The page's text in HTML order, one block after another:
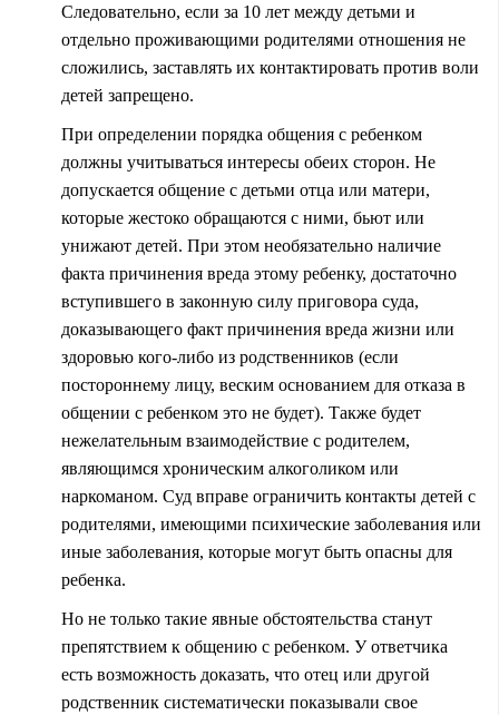
Следовательно, если за 10 лет между детьми и
отдельно проживающими родителями отношения не
сложились, заставлять их контактировать против воли
детей запрещено.
При определении порядка общения с ребенком
должны учитываться интересы обеих сторон. Не
допускается общение с детьми отца или матери,
которые жестоко обращаются с ними, бьют или
унижают детей. При этом необязательно наличие
факта причинения вреда этому ребенку, достаточно
вступившего в законную силу приговора суда,
доказывающего факт причинения вреда жизни или
здоровью кого-либо из родственников (если
постороннему лицу, веским основанием для отказа в
общении с ребенком это не будет). Также будет
нежелательным взаимодействие с родителем,
являющимся хроническим алкоголиком или
наркоманом. Суд вправе ограничить контакты детей с
родителями, имеющими психические заболевания или
иные заболевания, которые могут быть опасны для
ребенка.
Но не только такие явные обстоятельства станут
препятствием к общению с ребенком. У ответчика
есть возможность доказать, что отец или другой
родственник систематически показывали свое